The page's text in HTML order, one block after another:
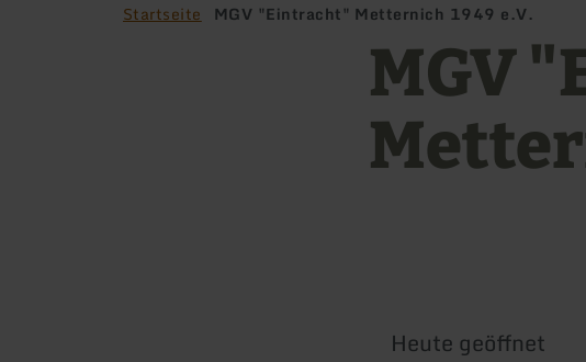
Startseite MGV "Eintracht" Metternich 1949 e.V.
MGV
Heute geöffnet